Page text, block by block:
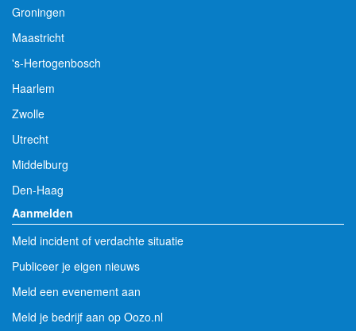
Groningen
Maastricht
's-Hertogenbosch
Haarlem
Zwolle
Utrecht
Middelburg
Den-Haag
Aanmelden
Meld incident of verdachte situatie
Publiceer je eigen nieuws
Meld een evenement aan
Meld je bedrijf aan op Oozo.nl